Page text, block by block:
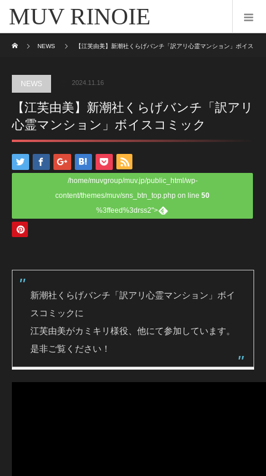
MUV RINOIE
NEWS
【江芙由美】新潮社くらげバンチ「訳アリ心霊マンション」ボイス
NEWS 2024.11.16
【江芙由美】新潮社くらげバンチ「訳アリ
心霊マンション」ボイスコミック
/home/muvgroup/muv.jp/public_html/wp-
content/themes/muv/sns_btn_top.php on line 50
%3ffeed%3drss2">
新潮社くらげバンチ「訳アリ心霊マンション」ボイ
スコミックに
江芙由美がカミキリ様役、他にて参加しています。
是非ご覧ください！